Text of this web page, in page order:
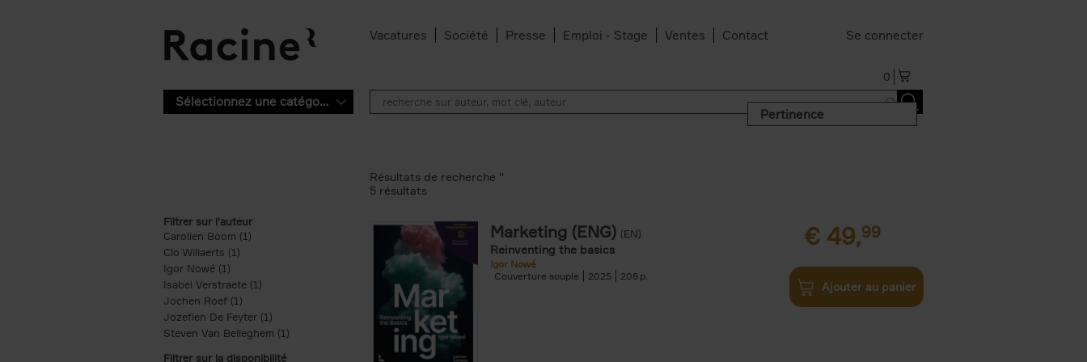
Vacatures Société Presse Emploi - Stage Ventes Contact Se connecter
0
Sélectionnez une catégorie
Pertinence
Filtrer sur l'auteur
Carolien Boom (1)
Clo Willaerts (1)
Igor Nowé (1)
Isabel Verstraete (1) Apply Isabel Verstraete filter
Jochen Roef (1)
Jozefien De Feyter (1) Apply Jozefien De Feyter filter
Steven Van Belleghem (1) Apply Steven Van Belleghem filter
Filtrer sur la disponibilité
Résultats de recherche ''
5 résultats
Marketing (ENG) (EN)
Reinventing the basics
Igor Nowé
Couverture souple
2025 208
€ 49,99
Ajouter au panier